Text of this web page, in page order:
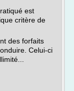
est
critère de
des forfaits
Celui-ci